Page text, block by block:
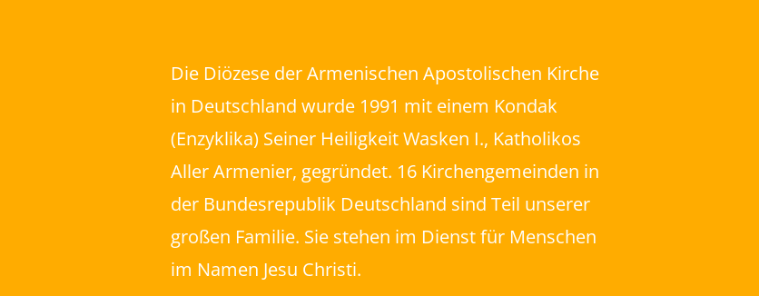
Die Diözese der Armenischen Apostolischen Kirche
in Deutschland wurde 1991 mit einem Kondak
(Enzyklika) Seiner Heiligkeit Wasken I., Katholikos
Aller Armenier, gegründet. 16 Kirchengemeinden in
der Bundesrepublik Deutschland sind Teil unserer
großen Familie. Sie stehen im Dienst für Menschen
im Namen Jesu Christi.